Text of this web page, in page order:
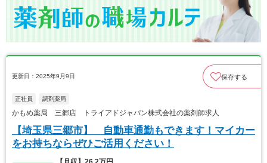
更新日：2025年9月9日 保存する
正社員 調剤薬局
かもめ薬局 三郷店 トライアドジャパン株式会社の薬剤師求人
【埼玉県三郷市】 自動車通勤もできます！マイカー
をお持ちならぜひご活用ください！